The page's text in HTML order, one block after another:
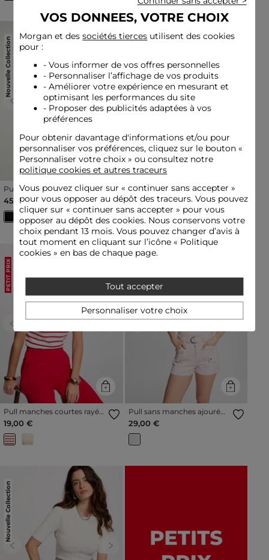
Nouvelle Collection
Previous Next
Pull col à revers bleu marine
femme
45,00 €
Nouvelle Collection
Previous
Pull col rond imprimé
léopard multicolore femme
50,00 €
PETIT PRIX
Previous
Pull manches courtes rayé
ivoire femme
19,00 €
PETIT PRIX
Pull sans manches ajouré
ivoire femme
29,00 €
Nouvelle Collection
Previous Next
VOS DONNEES, VOTRE CHOIX
Morgan et dessociétés tierces utilisent des cookies
pour :
- Vous informer de vos offres personnelles
- Personnaliser l’affichage de vos produits
- Améliorer votre expérience en mesurant et
optimisant les performances du site
- Proposer des publicités adaptées à vos
préférences
Pour obtenir davantage d'informations et/ou pour
personnaliser vos préférences, cliquez sur le bouton «
Personnaliser votre choix » ou consultez notre
politique cookies et autres traceurs
Vous pouvez cliquer sur « continuer sans accepter»
pour vous opposer au dépôt des traceurs. Vous pouvez
cliquer sur « continuer sans accepter » pour vous
opposer au dépôt des cookies. Nous conservons votre
choix pendant 13 mois. Vous pouvez changer d’avis à
tout moment en cliquant sur l’icône « Politique
cookies » en bas de chaque page.
Tout accepter
Personnaliser votre choix